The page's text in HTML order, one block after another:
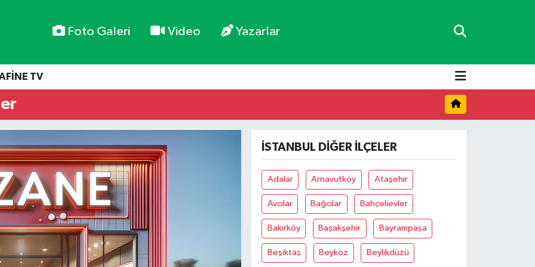
Foto Galeri Video Yazarlar
TV
İSTANBUL DIĞER İLÇELER
Adalar Arnavutköy Ataşehir
Avcılar Bağcılar Bahçelievler
Bakırköy Başakşehir Bayrampaşa
Beşiktaş Beykoz Beylikdüzü